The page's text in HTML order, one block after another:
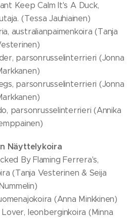
Keep Calm It's A Duck,
(Tessa Jauhiainen)
australianpaimenkoira (Tanja
parsonrusselinterrieri (Jonna
parsonrusselinterrieri (Jonna
parsonrusselinterrieri (Annika
Näyttelykoira
By Flaming Ferrera's,
(Tanja Vesterinen & Seija
(Anna Minkkinen)
Lover, leonberginkoira (Minna